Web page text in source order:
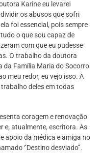
Karine eu levarei
os abusos que sofri
foi essencial, pois sempre
o que sou capaz de
com que eu pudesse
O trabalho da doutora
da Família Maria do Socorro
meu redor, eu vejo isso. A
deles em todas
coragem e renovação
e, atualmente, escritora. As
apoio da médica e amiga no
‘’Destino desviado’’.